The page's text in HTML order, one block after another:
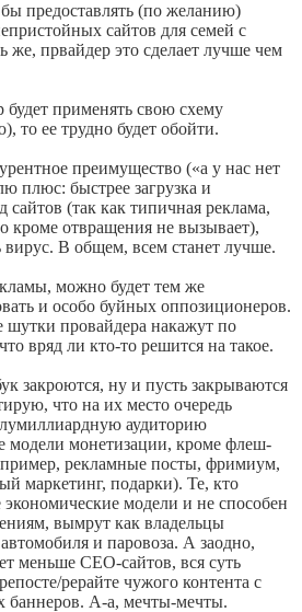
предоставлять (по желанию)
сайтов для семей с
же, првайдер это сделает лучше чем
применять свою схему
то ее трудно будет обойти.
преимущество («а у нас нет
плюс: быстрее загрузка и
сайтов (так как типичная реклама,
кроме отвращения не вызывает),
В общем, всем станет лучше.
можно будет тем же
и особо буйных оппозиционеров.
провайдера накажут по
вряд ли кто-то решится на такое.
закроются, ну и пусть закрываются
что на их место очередь
аудиторию
модели монетизации, кроме флеш-
рекламные посты, фримиум,
маркетинг, подарки). Те, кто
экономические модели и не способен
вымрут как владельцы
и паровоза. А заодно,
меньше СЕО-сайтов, вся суть
рерайте чужого контента с
баннеров. А-а, мечты-мечты.